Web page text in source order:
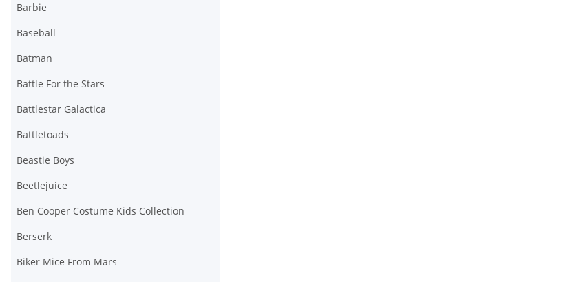
Barbie
Baseball
Batman
Battle For the Stars
Battlestar Galactica
Battletoads
Beastie Boys
Beetlejuice
Ben Cooper Costume Kids Collection
Berserk
Biker Mice From Mars